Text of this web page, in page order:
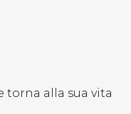
torna alla sua vita